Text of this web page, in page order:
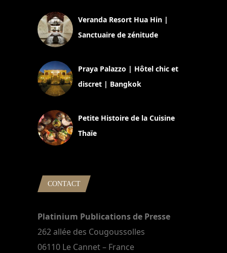
Veranda Resort Hua Hin |
Sanctuaire de zénitude
Praya Palazzo | Hôtel chic et
discret | Bangkok
Petite Histoire de la Cuisine
Thaïe
CONTACT
Platinium Publications de Presse
262 allée des Cougoussolles
06110 Le Cannet – France